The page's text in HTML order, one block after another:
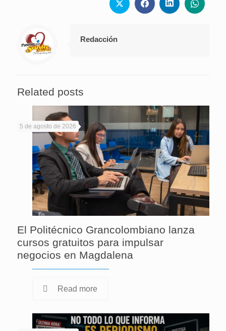
Redacción
Related posts
5 de agosto de 2026
El Politécnico Grancolombiano lanza
cursos gratuitos para impulsar
negocios en Magdalena
Read more